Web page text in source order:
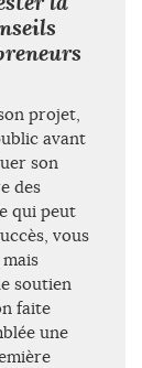
projet,
avant
son
des
qui peut
vous
soutien
faite
une